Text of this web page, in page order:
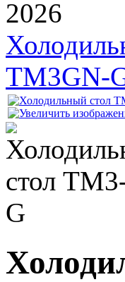
2026
TM3GN-